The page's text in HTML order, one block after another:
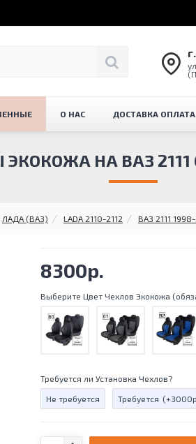
О НАС ДОСТАВКА ОПЛАТА
ЛАДА (ВАЗ) LADA 2110-2112 ВАЗ 2111 1998-
НА ВАЗ 2111
8300р.
Выберите Цвет Чехлов Экокожа
Требуется ли Установка Чехлов?
Не требуется Требуется